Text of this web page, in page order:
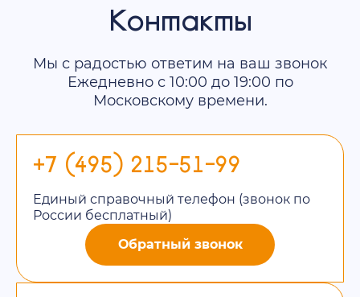
Контакты
Мы с радостью ответим на ваш звонок
Ежедневно с 10:00 до 19:00 по
Московскому времени.
+7 (495) 215-51-99
Единый справочный телефон (звонок по
России бесплатный)
Обратный звонок